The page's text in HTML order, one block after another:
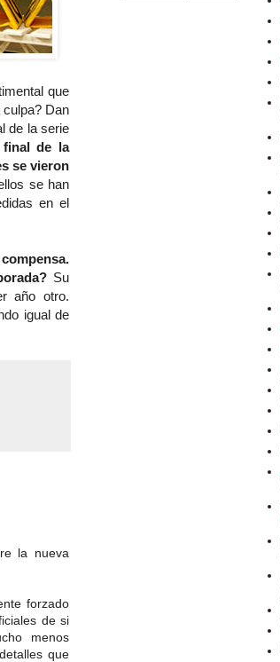
que
Dan
de la serie
final de la
se vieron
se han
en el
Su
año otro.
igual de
la nueva
forzado
de si
menos
que